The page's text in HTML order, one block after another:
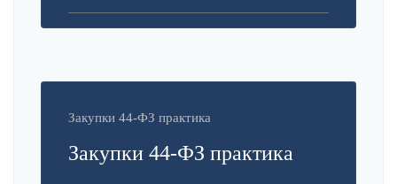
Закупки 44-ФЗ практика
Закупки 44-ФЗ практика